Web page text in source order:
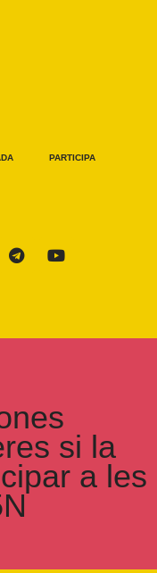
PARTICIPA
si la
a les